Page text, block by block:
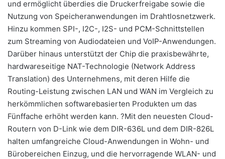
und ermöglicht überdies die Druckerfreigabe sowie die
Nutzung von Speicheranwendungen im Drahtlosnetzwerk.
Hinzu kommen SPI-, I2C-, I2S- und PCM-Schnittstellen
zum Streaming von Audiodateien und VoIP-Anwendungen.
Darüber hinaus unterstützt der Chip die praxisbewährte,
hardwareseitige NAT-Technologie (Network Address
Translation) des Unternehmens, mit deren Hilfe die
Routing-Leistung zwischen LAN und WAN im Vergleich zu
herkömmlichen softwarebasierten Produkten um das
Fünffache erhöht werden kann. ?Mit den neuesten Cloud-
Routern von D-Link wie dem DIR-636L und dem DIR-826L
halten umfangreiche Cloud-Anwendungen in Wohn- und
Bürobereichen Einzug, und die hervorragende WLAN- und